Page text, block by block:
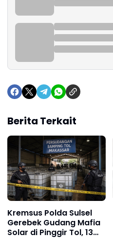
Berita Terkait
Kremsus Polda Sulsel
Gerebek Gudang Mafia
Solar di Pinggir Tol, 13